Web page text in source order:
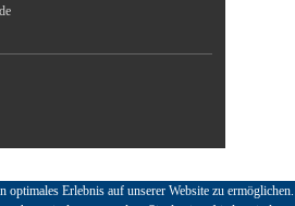
Erlebnis auf unserer Website zu ermöglichen.